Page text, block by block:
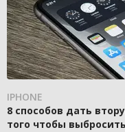
IPHONE
8 способов дать
того чтобы выбросить